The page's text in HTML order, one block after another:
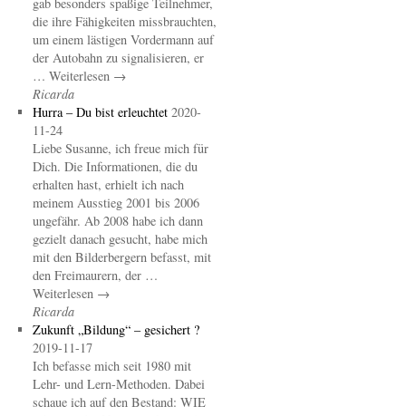
die ihre Fähigkeiten missbrauchten,
um einem lästigen Vordermann auf
der Autobahn zu signalisieren, er
… Weiterlesen →
Ricarda
Hurra – Du bist erleuchtet 2020-
11-24
Liebe Susanne, ich freue mich für
Dich. Die Informationen, die du
erhalten hast, erhielt ich nach
meinem Ausstieg 2001 bis 2006
ungefähr. Ab 2008 habe ich dann
gezielt danach gesucht, habe mich
mit den Bilderbergern befasst, mit
den Freimaurern, der …
Weiterlesen →
Ricarda
Zukunft „Bildung“ – gesichert ?
2019-11-17
Ich befasse mich seit 1980 mit
Lehr- und Lern-Methoden. Dabei
schaue ich auf den Bestand: WIE